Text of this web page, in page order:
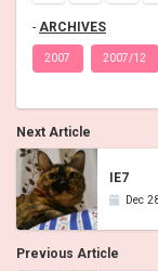
ARCHIVES
2007 2007/12
Next Article
IE7
Dec
Previous Article